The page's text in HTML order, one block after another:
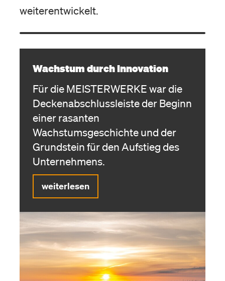
weiterentwickelt.
Wachstum durch Innovation
Für die MEISTER­WERKE war die
Deckenabschlussleiste der Beginn
einer rasanten
Wachstumsgeschichte und der
Grundstein für den Aufstieg des
Unternehmens.
weiterlesen